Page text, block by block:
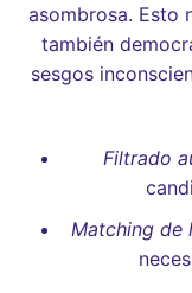
asombrosa. Esto
también
sesgos
Filtrado
Matching de